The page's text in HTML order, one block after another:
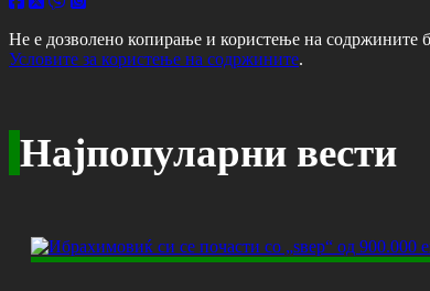
Не е дозволено копирање и користење на содржините
Условите за користење на содржините.
Најпопуларни вести